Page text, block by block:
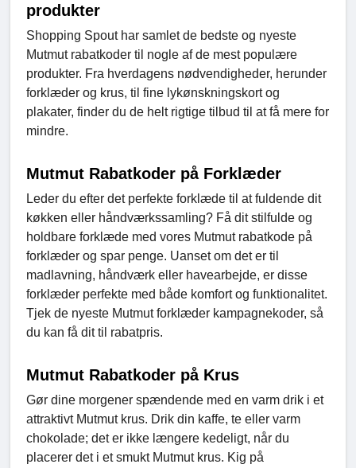
produkter
Shopping Spout har samlet de bedste og nyeste
Mutmut rabatkoder til nogle af de mest populære
produkter. Fra hverdagens nødvendigheder, herunder
forklæder og krus, til fine lykønskningskort og
plakater, finder du de helt rigtige tilbud til at få mere for
mindre.
Mutmut Rabatkoder på Forklæder
Leder du efter det perfekte forklæde til at fuldende dit
køkken eller håndværkssamling? Få dit stilfulde og
holdbare forklæde med vores Mutmut rabatkode på
forklæder og spar penge. Uanset om det er til
madlavning, håndværk eller havearbejde, er disse
forklæder perfekte med både komfort og funktionalitet.
Tjek de nyeste Mutmut forklæder kampagnekoder, så
du kan få dit til rabatpris.
Mutmut Rabatkoder på Krus
Gør dine morgener spændende med en varm drik i et
attraktivt Mutmut krus. Drik din kaffe, te eller varm
chokolade; det er ikke længere kedeligt, når du
placerer det i et smukt Mutmut krus. Kig på